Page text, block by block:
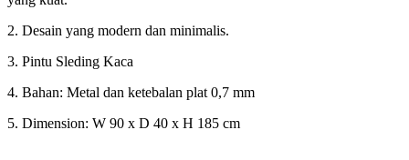
2. Desain yang modern dan minimalis.
3. Pintu Sleding Kaca
4. Bahan: Metal dan ketebalan plat 0,7 mm
5. Dimension: W 90 x D 40 x H 185 cm